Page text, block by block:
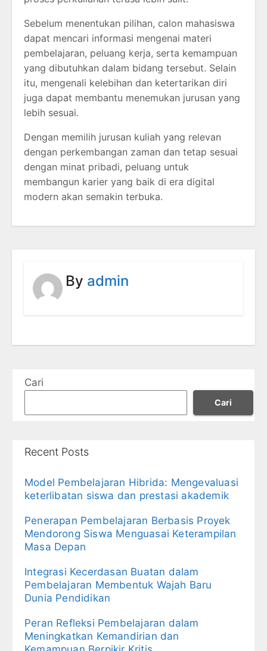
Sebelum menentukan pilihan, calon mahasiswa
dapat mencari informasi mengenai materi
pembelajaran, peluang kerja, serta kemampuan
yang dibutuhkan dalam bidang tersebut. Selain
itu, mengenali kelebihan dan ketertarikan diri
juga dapat membantu menemukan jurusan yang
lebih sesuai.
Dengan memilih jurusan kuliah yang relevan
dengan perkembangan zaman dan tetap sesuai
dengan minat pribadi, peluang untuk
membangun karier yang baik di era digital
modern akan semakin terbuka.
By admin
Cari
Cari
Recent Posts
Model Pembelajaran Hibrida: Mengevaluasi
keterlibatan siswa dan prestasi akademik
Penerapan Pembelajaran Berbasis Proyek
Mendorong Siswa Menguasai Keterampilan
Masa Depan
Integrasi Kecerdasan Buatan dalam
Pembelajaran Membentuk Wajah Baru
Dunia Pendidikan
Peran Refleksi Pembelajaran dalam
Meningkatkan Kemandirian dan